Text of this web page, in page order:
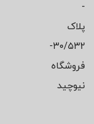
-
پلاک
۳۰/۵۳۲-
فروشگاه
نیوچید